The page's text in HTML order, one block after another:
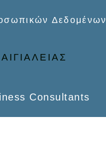
Δεδομένων
Consultants